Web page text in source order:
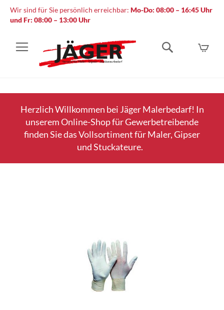
Wir sind für Sie persönlich erreichbar: Mo-Do: 08:00 – 16:45 Uhr
und Fr: 08:00 – 13:00 Uhr
Herzlich Willkommen bei Jäger Malerbedarf! In
unserem Online-Shop für Gewerbetreibende
finden Sie das Vollsortiment für Maler, Gipser
und Stuckateure.